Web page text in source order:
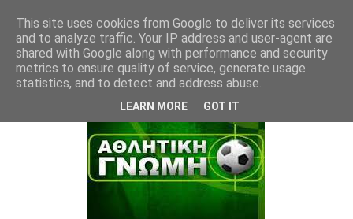
This site uses cookies from Google to deliver its services
and to analyze traffic. Your IP address and user-agent are
shared with Google along with performance and security
metrics to ensure quality of service, generate usage
statistics, and to detect and address abuse.
LEARN MORE GOT IT